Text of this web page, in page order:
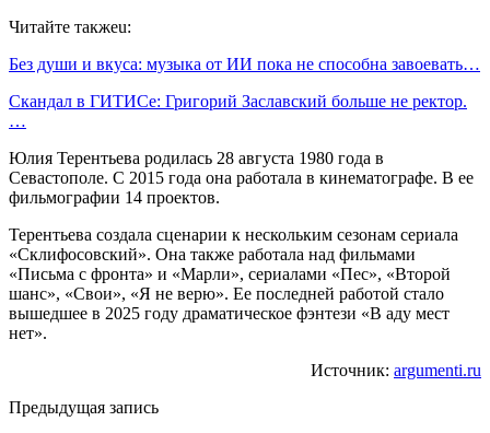
Читайте такжеu:
Без души и вкуса: музыка от ИИ пока не способна завоевать…
Скандал в ГИТИСе: Григорий Заславский больше не ректор.
…
Юлия Терентьева родилась 28 августа 1980 года в
Севастополе. С 2015 года она работала в кинематографе. В ее
фильмографии 14 проектов.
Терентьева создала сценарии к нескольким сезонам сериала
«Склифосовский». Она также работала над фильмами
«Письма с фронта» и «Марли», сериалами «Пес», «Второй
шанс», «Свои», «Я не верю». Ее последней работой стало
вышедшее в 2025 году драматическое фэнтези «В аду мест
нет».
Источник: argumenti.ru
Предыдущая запись